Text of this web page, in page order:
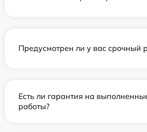
Предусмотрен ли у вас срочный
Есть ли гарантия на
работы?